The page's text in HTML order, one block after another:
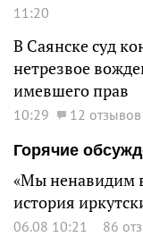
11:20
В Саянске суд
нетрезвое
имевшего прав
10:29
12 отзывов
Горячие
«Мы ненавидим
история
06.08 10:21 86